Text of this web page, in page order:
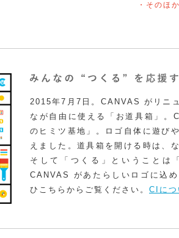
・そのほか
2015年7月7日。CANVAS がリニ
なが自由に使える「お道具箱」。
のヒミツ基地」。ロゴ自体に遊び
えました。道具箱を開ける時は、
そして「つくる」ということは
CANVAS があたらしいロゴに込
ひこちらからご覧ください。 CIにつ